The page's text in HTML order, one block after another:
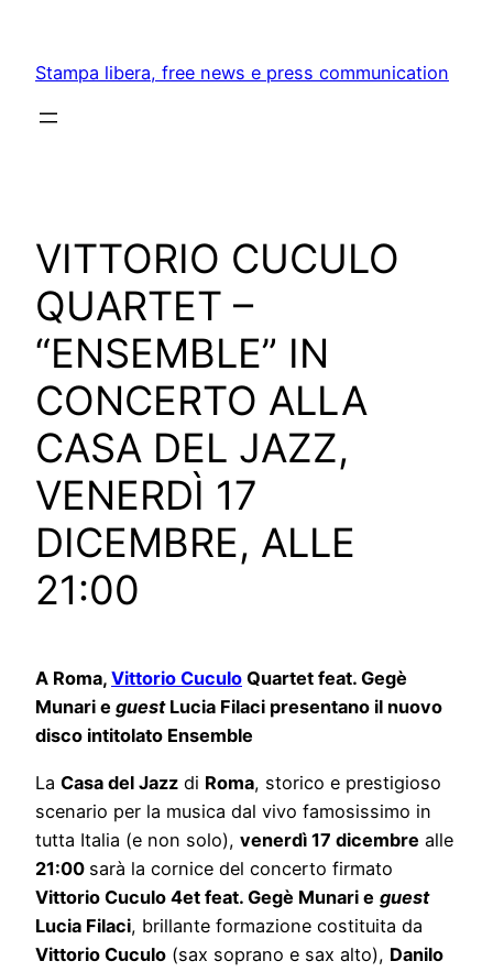
content
Stampa libera, free news e press communication
VITTORIO CUCULO
QUARTET –
“ENSEMBLE” IN
CONCERTO ALLA
CASA DEL JAZZ,
VENERDÌ 17
DICEMBRE, ALLE
21:00
A Roma, Vittorio Cuculo Quartet feat. Gegè
Munari e guest Lucia Filaci presentano il nuovo
disco intitolato Ensemble
La Casa del Jazz di Roma, storico e prestigioso
scenario per la musica dal vivo famosissimo in
tutta Italia (e non solo), venerdì 17 dicembre alle
21:00 sarà la cornice del concerto firmato
Vittorio Cuculo 4et feat. Gegè Munari e guest
Lucia Filaci, brillante formazione costituita da
Vittorio Cuculo (sax soprano e sax alto), Danilo